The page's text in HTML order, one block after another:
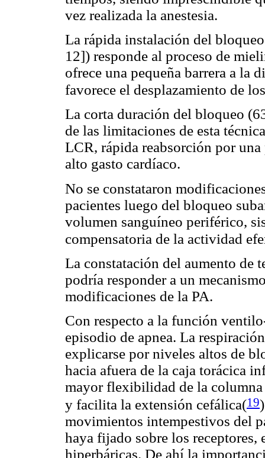
vez realizada la anestesia.
La rápida instalación del
12]) responde al proceso de
ofrece una pequeña barrera a la
favorece el desplazamiento de
La corta duración del bloqueo
de las limitaciones de esta
LCR, rápida reabsorción por
alto gasto cardíaco.
No se constataron
pacientes luego del bloqueo
volumen sanguíneo periférico,
compensatoria de la actividad
La constatación del aumento de
podría responder a un
modificaciones de la PA.
Con respecto a la función
episodio de apnea. La
explicarse por niveles altos de
hacia afuera de la caja torácica
mayor flexibilidad de la
y facilita la extensión cefálica(19
movimientos intempestivos del
haya fijado sobre los
hiperbáricas. De ahí la